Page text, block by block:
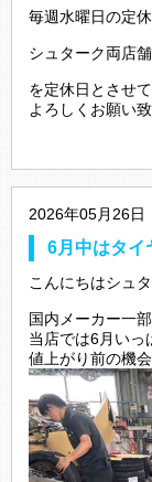
毎週水曜日の定
シュターク両店
を定休日とさせ
よろしくお願い致
2026年05月26日
6月中はタイ
こんにちはシュ
国内メーカー一
当店では6月いっ
値上がり前の機